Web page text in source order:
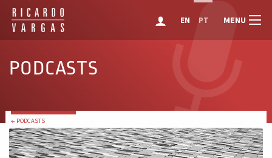
EN PT MENU
PODCASTS
← PODCASTS